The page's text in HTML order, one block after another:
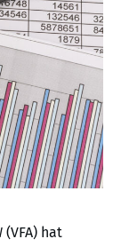
(VFA) hat